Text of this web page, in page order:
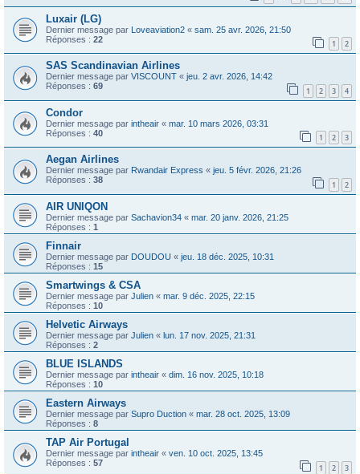
Luxair (LG)
Dernier message par Loveaviation2 « sam. 25 avr. 2026, 21:50
Réponses : 22 1 2
SAS Scandinavian Airlines
Dernier message par VISCOUNT « jeu. 2 avr. 2026, 14:42
Réponses : 69 1 2 3 4
Condor
Dernier message par intheair « mar. 10 mars 2026, 03:31
Réponses : 40 1 2 3
Aegan Airlines
Dernier message par Rwandair Express « jeu. 5 févr. 2026, 21:26
Réponses : 38 1 2
AIR UNIQON
Dernier message par Sachavion34 « mar. 20 janv. 2026, 21:25
Réponses : 1
Finnair
Dernier message par DOUDOU « jeu. 18 déc. 2025, 10:31
Réponses : 15
Smartwings & CSA
Dernier message par Julien « mar. 9 déc. 2025, 22:15
Réponses : 10
Helvetic Airways
Dernier message par Julien « lun. 17 nov. 2025, 21:31
Réponses : 2
BLUE ISLANDS
Dernier message par intheair « dim. 16 nov. 2025, 10:18
Réponses : 10
Eastern Airways
Dernier message par Supro Duction « mar. 28 oct. 2025, 13:09
Réponses : 8
TAP Air Portugal
Dernier message par intheair « ven. 10 oct. 2025, 13:45
Réponses : 57 1 2 3